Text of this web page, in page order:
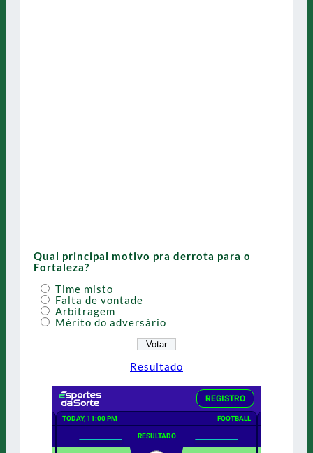
Qual principal motivo pra derrota para o
Fortaleza?
Time misto
Falta de vontade
Arbitragem
Mérito do adversário
Resultado